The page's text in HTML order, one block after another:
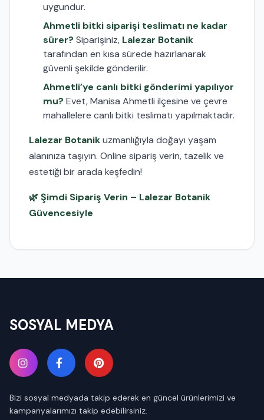
uygundur.
Ahmetli bitki siparişi teslimatı ne kadar
sürer? Siparişiniz, Lalezar Botanik
tarafından en kısa sürede hazırlanarak
güvenli şekilde gönderilir.
Ahmetli’ye canlı bitki gönderimi yapılıyor
mu? Evet, Manisa Ahmetli ilçesine ve çevre
mahallelere canlı bitki teslimatı yapılmaktadır.
Lalezar Botanikuzmanlığıyla doğayı yaşam
alanınıza taşıyın. Online sipariş verin, tazelik ve
estetiği bir arada keşfedin!
🌿 Şimdi Sipariş Verin – Lalezar Botanik
Güvencesiyle
SOSYAL MEDYA
Bizi sosyal medyada takip ederek en güncel ürünlerimizi ve
kampanyalarımızı takip edebilirsiniz.